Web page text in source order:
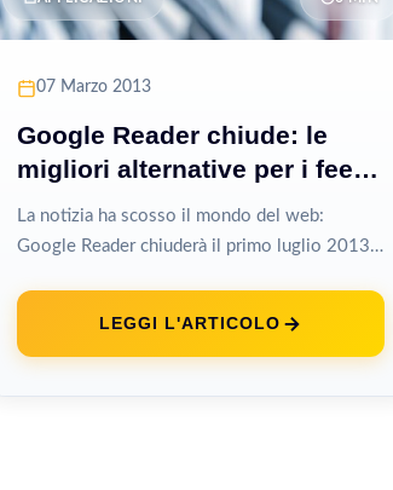
07 Marzo 2013
Google Reader chiude: le
migliori alternative per i feed
RSS
La notizia ha scosso il mondo del web:
Google Reader chiuderà il primo luglio 2013,
LEGGI L'ARTICOLO